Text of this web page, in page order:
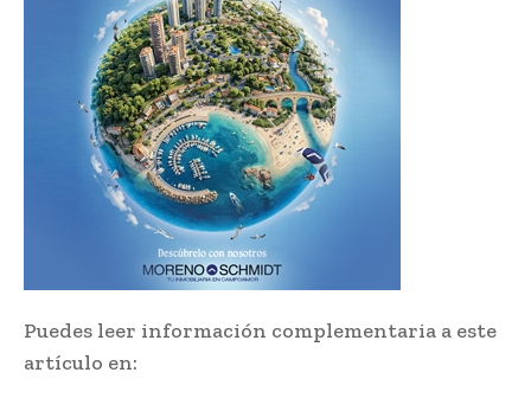
Puedes leer información complementaria a este
artículo en: